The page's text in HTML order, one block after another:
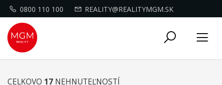
0800 110 100 REALITY@REALITYMGM.SK
Toggle
CELKOVO 17 NEHNUTEĽNOSTÍ